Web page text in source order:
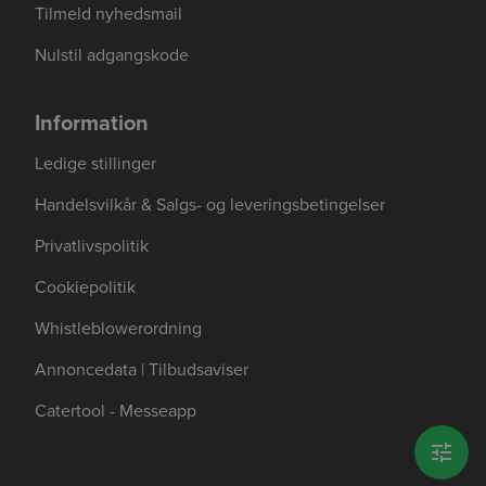
Tilmeld nyhedsmail
Nulstil adgangskode
Information
Ledige stillinger
Handelsvilkår & Salgs- og leveringsbetingelser
Privatlivspolitik
Cookiepolitik
Whistleblowerordning
Annoncedata | Tilbudsaviser
Catertool - Messeapp